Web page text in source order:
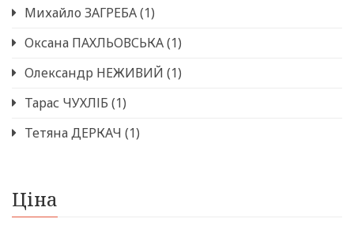
Михайло ЗАГРЕБА(1)
Оксана ПАХЛЬОВСЬКА(1)
Олександр НЕЖИВИЙ (1)
Тарас ЧУХЛІБ (1)
Тетяна ДЕРКАЧ (1)
Ціна